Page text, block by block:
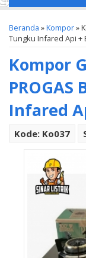
Beranda »Kompor»
Tungku Infared Api +
Kompor
PROGAS
Infared
Kode: Ko037